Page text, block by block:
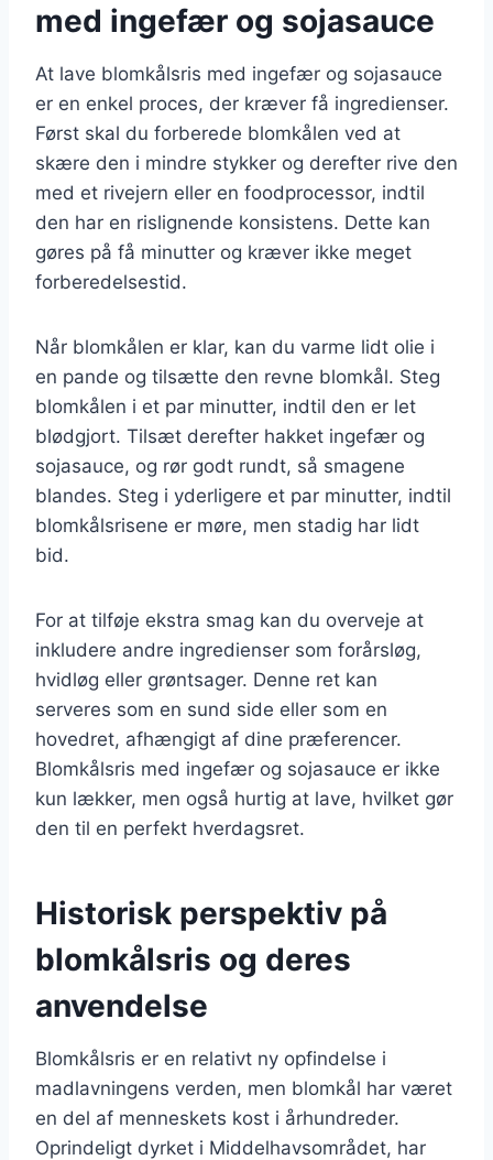
med ingefær og sojasauce
At lave blomkålsris med ingefær og sojasauce
er en enkel proces, der kræver få ingredienser.
Først skal du forberede blomkålen ved at
skære den i mindre stykker og derefter rive den
med et rivejern eller en foodprocessor, indtil
den har en rislignende konsistens. Dette kan
gøres på få minutter og kræver ikke meget
forberedelsestid.
Når blomkålen er klar, kan du varme lidt olie i
en pande og tilsætte den revne blomkål. Steg
blomkålen i et par minutter, indtil den er let
blødgjort. Tilsæt derefter hakket ingefær og
sojasauce, og rør godt rundt, så smagene
blandes. Steg i yderligere et par minutter, indtil
blomkålsrisene er møre, men stadig har lidt
bid.
For at tilføje ekstra smag kan du overveje at
inkludere andre ingredienser som forårsløg,
hvidløg eller grøntsager. Denne ret kan
serveres som en sund side eller som en
hovedret, afhængigt af dine præferencer.
Blomkålsris med ingefær og sojasauce er ikke
kun lækker, men også hurtig at lave, hvilket gør
den til en perfekt hverdagsret.
Historisk perspektiv på
blomkålsris og deres
anvendelse
Blomkålsris er en relativt ny opfindelse i
madlavningens verden, men blomkål har været
en del af menneskets kost i århundreder.
Oprindeligt dyrket i Middelhavsområdet, har